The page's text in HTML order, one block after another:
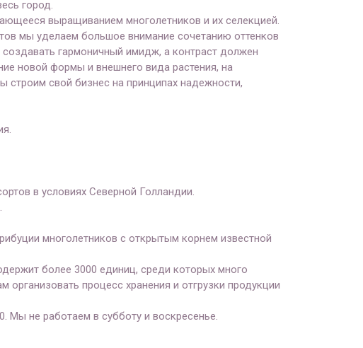
город.
выращиванием многолетников и их селекцией.
мы уделаем большое внимание сочетанию оттенков
гармоничный имидж, а контраст должен
новой формы и внешнего вида растения, на
строим свой бизнес на принципах надежности,
в условиях Северной Голландии.
многолетников с открытым корнем известной
более 3000 единиц, среди которых много
процесс хранения и отгрузки продукции
не работаем в субботу и воскресенье.